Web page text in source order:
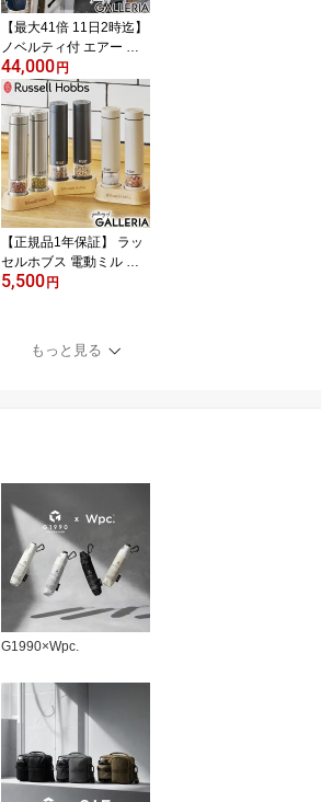
【最大41倍 11日2時迄】
ノベルティ付 エアー リ
ュック メンズ レディー
ス 大容量 ブランド Aer
リュックサック 軽量 通
勤 おしゃれ シンプル ビ
ジカジ カジュアル 無地
通勤リュック 耐久性 PC
収納 2層 A4 24L City Pac
k Pro 2
44,000 円
【正規品1年保証】 ラッ
セルホブス 電動ミル ソ
ルト ペッパー 電池式 電
タンド ギフト プレゼン
ト 岩塩 胡椒 2本 2本セッ
5,500 円
もっと見る
G1990×Wpc.